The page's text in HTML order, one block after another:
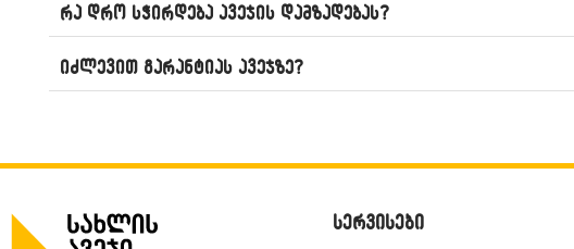
რა დრო სჭირდება ავეჯის დამზადებას?
იძლევით გარანტიას ავეჯზე?
სერვისები